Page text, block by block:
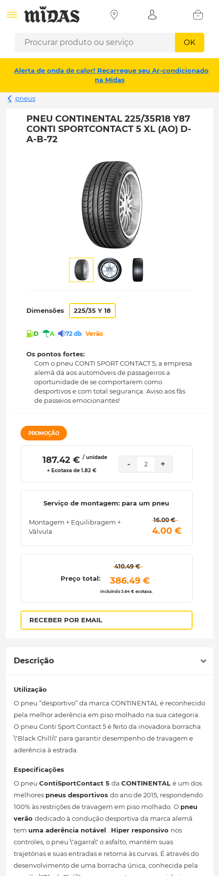
OK
Alerta de onda de calor! Recarregue seu Ar-condicionado
na Midas
pneus
PNEU CONTINENTAL 225/35R18 Y87
CONTI SPORTCONTACT 5 XL (AO) D-
A-B-72
Dimensões 225/35 Y 18
D A 72 db Verão
Os pontos fortes:
Com o pneu CONTI SPORT CONTACT 5, a empresa
alemã dá aos automóveis de passageiros a
oportunidade de se comportarem como
desportivos e com total segurança. Aviso aos fãs
de passeios emocionantes!
PROMOÇÃO
187.42 € / unidade
+ Ecotaxa de 1.82 €
- 2 +
Serviço de montagem: para um pneu
Montagem + Equilibragem +
Válvula
16.00 €
4.00 €
Preço total:
410.49 €
386.49 €
Incluindo 3.64 € ecotaxa.
RECEBER POR EMAIL
Descrição
Utilização
O pneu “desportivo” da marca CONTINENTAL é reconhecido
pela melhor aderência em piso molhado na sua categoria.
O pneu Conti Sport Contact 5 é feito da inovadora borracha
\"Black Chilli\" para garantir desempenho de travagem e
aderência à estrada.
Especificações
O pneu ContiSportContact 5 da CONTINENTAL é um dos
melhores pneus desportivos do ano de 2015, respondendo
100% às restrições de travagem em piso molhado. O pneu
verão dedicado à condução desportiva da marca alemã
tem uma aderência notável . Hiper responsivo nos
controles, o pneu \"agarra\" o asfalto, mantém suas
trajetórias e suas entradas e retorna às curvas. É através do
desenvolvimento de uma borracha única, conhecida pela